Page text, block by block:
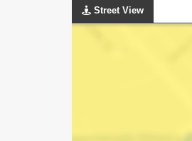
Street View